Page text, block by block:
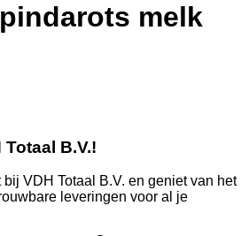
melk
B.V.!
VDH Totaal B.V. en geniet van het
leveringen voor al je